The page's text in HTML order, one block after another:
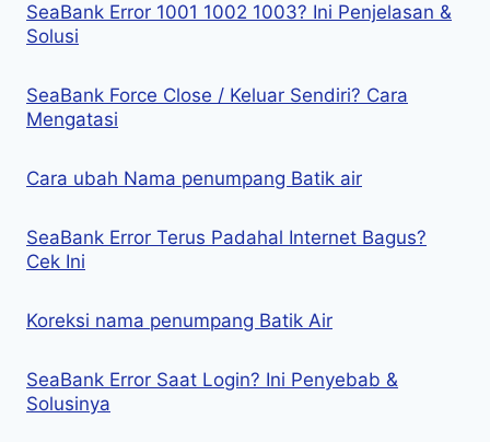
SeaBank Error 1001 1002 1003? Ini Penjelasan &
Solusi
SeaBank Force Close / Keluar Sendiri? Cara
Mengatasi
Cara ubah Nama penumpang Batik air
SeaBank Error Terus Padahal Internet Bagus?
Cek Ini
Koreksi nama penumpang Batik Air
SeaBank Error Saat Login? Ini Penyebab &
Solusinya